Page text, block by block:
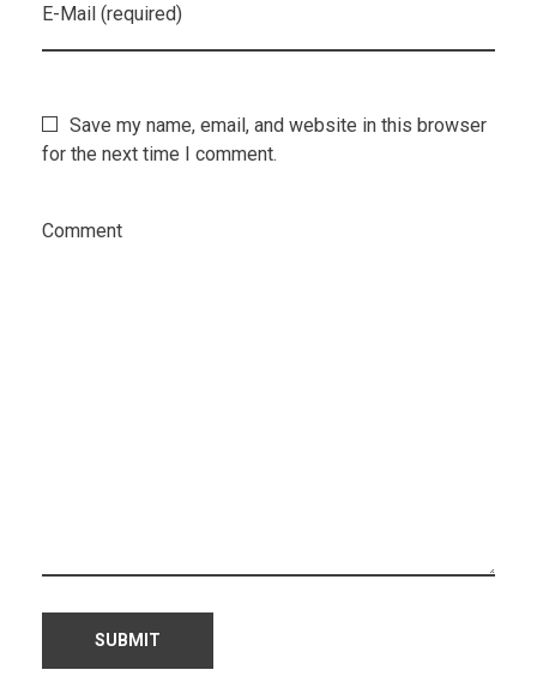
E-Mail (required)
Save my name, email, and website in this browser
for the next time I comment.
Comment